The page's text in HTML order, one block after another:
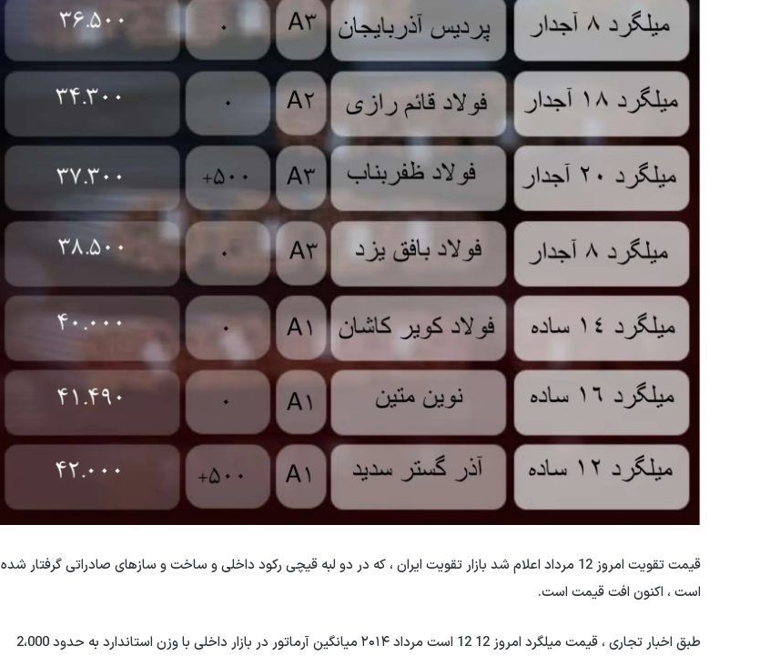
قیمت تقویت امروز 12 مرداد اعلام شد بازار تقویت ایران ، که در دو لبه قیچی رکود داخلی و ساخت و سازهای صادراتی گرفتار شده
است ، اکنون افت قیمت است.
طبق اخبار تجاری ، قیمت میلگرد امروز 12 12 است مرداد ۲۰۱۴ میانگین آرماتور در بازار داخلی با وزن استاندارد به حدود 2،000